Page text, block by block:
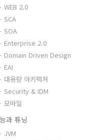
WEB 2.0
SCA
SOA
Enterprise 2.0
Domain Driven Design
EAI
대용량 아키텍쳐
Security & IDM
모바일
과 튜닝
JVM